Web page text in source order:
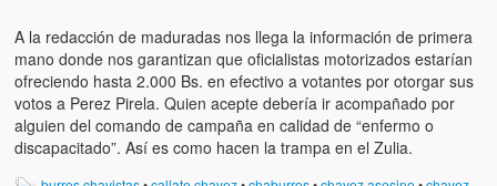
Puente Llaguno, Miraflores… ¿y Lina?
Radio Emisoras y canales de televisión clausurados por el
de Chávez hasta el 2009
Victimas del 11 de abril de 2002
A la redacción de maduradas nos llega la información de primera
mano donde nos garantizan que oficialistas motorizados estarían
ofreciendo hasta 2.000 Bs. en efectivo a votantes por otorgar sus
votos a Perez Pirela. Quien acepte debería ir acompañado por
alguien del comando de campaña en calidad de “enfermo o
discapacitado”. Así es como hacen la trampa en el Zulia.